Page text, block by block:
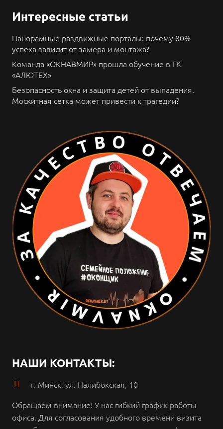
Интересные статьи
Панорамные раздвижные порталы: почему 80%
успеха зависит от замера и монтажа?
Команда «ОКНАВМИР» прошла обучение в ГК
«АЛЮТЕХ»
Безопасность окна и защита детей от выпадения.
Москитная сетка может привести к трагедии?
НАШИ КОНТАКТЫ:
г. Минск, ул. Налибокская, 10
Обращаем внимание! У нас гибкий график работы
офиса. Для согласования удобного времени визита